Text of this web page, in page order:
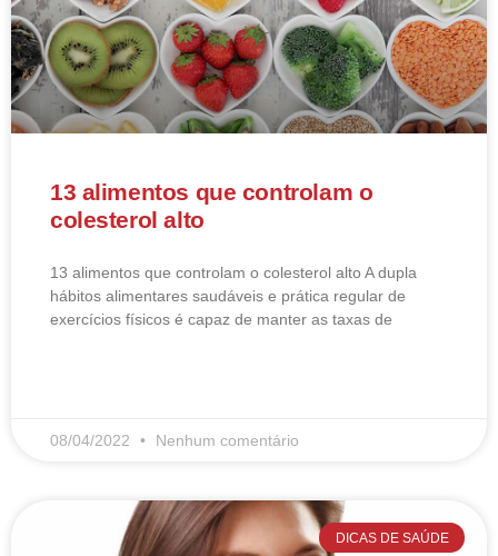
13 alimentos que controlam o
colesterol alto
13 alimentos que controlam o colesterol alto​ A dupla
hábitos alimentares saudáveis e prática regular de
exercícios físicos é capaz de manter as taxas de
08/04/2022 Nenhum comentário
DICAS DE SAÚDE